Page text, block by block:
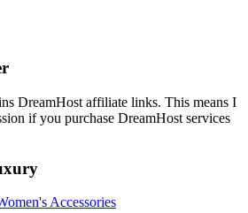
DreamHost affiliate links. This means I
if you purchase DreamHost services